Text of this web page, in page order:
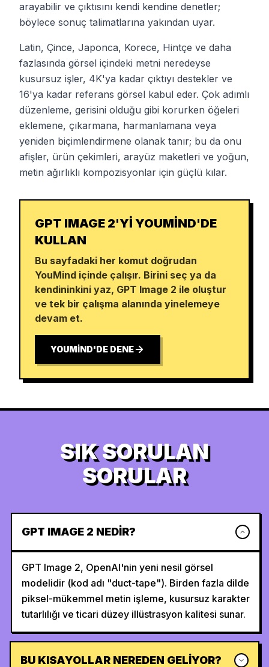
arayabilir ve çıktısını kendi kendine denetler;
böylece sonuç talimatlarına yakından uyar.
Latin, Çince, Japonca, Korece, Hintçe ve daha
fazlasında görsel içindeki metni neredeyse
kusursuz işler, 4K'ya kadar çıktıyı destekler ve
16'ya kadar referans görsel kabul eder. Çok adımlı
düzenleme, gerisini olduğu gibi korurken öğeleri
eklemene, çıkarmana, harmanlamana veya
yeniden biçimlendirmene olanak tanır; bu da onu
afişler, ürün çekimleri, arayüz maketleri ve yoğun,
metin ağırlıklı kompozisyonlar için güçlü kılar.
GPT IMAGE 2'YI YOUMIND'DE
KULLAN
Bu sayfadaki her komut doğrudan
YouMind içinde çalışır. Birini seç ya da
kendininkini yaz, GPT Image 2 ile oluştur
ve tek bir çalışma alanında yinelemeye
devam et.
YOUMIND'DE DENE
SIK SORULAN
SORULAR
GPT IMAGE 2 NEDIR?
GPT Image 2, OpenAI'nin yeni nesil görsel
modelidir (kod adı "duct-tape"). Birden fazla dilde
piksel-mükemmel metin işleme, kusursuz karakter
tutarlılığı ve ticari düzey illüstrasyon kalitesi sunar.
BU KISAYOLLAR NEREDEN GELIYOR?